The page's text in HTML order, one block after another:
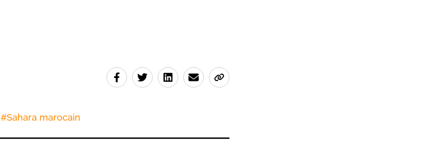
#Sahara marocain